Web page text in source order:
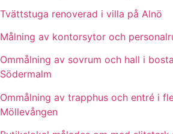
Tvättstuga renoverad i villa på Alnö
Målning av kontorsytor och
Ommålning av sovrum och hall i
Södermalm
Ommålning av trapphus och entré i
Möllevången